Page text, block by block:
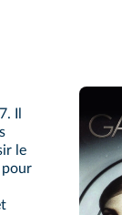
Il
le
pour